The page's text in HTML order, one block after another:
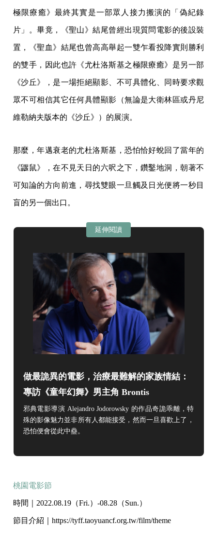
極限療癒》最終其實是一部眾人接力搬演的「偽紀錄
片」。畢竟，《聖山》結尾曾經出現質問電影的後設裝
置，《聖血》結尾也曾高高舉起一雙乍看投降實則勝利
的雙手，因此也許《尤杜洛斯基之極限療癒》是另一部
《沙丘》，是一場拒絕顯影、不可具體化、同時要求觀
眾不可相信其它任何具體顯影（無論是大衛林區或丹尼
維勒納夫版本的《沙丘》）的展演。
那麼，年邁衰老的尤杜洛斯基，恐怕恰好蛻回了當年的
《鼴鼠》，在不見天日的六呎之下，鑽鑿地洞，朝著不
可知論的方向前進，尋找雙眼一旦觸及日光便將一秒目
盲的另一個出口。
延伸閱讀
做最詭異的電影，治療最難解的家族情結：
專訪《童年幻舞》男主角 Brontis
Jodorowsky
邪典電影導演 Alejandro Jodorowsky 的作品奇詭乖離，特
殊的影像魅力並非所有人都能接受，然而一旦喜歡上了，
恐怕便會從此中蠱。
桃園電影節
時間｜2022.08.19（Fri.）-08.28（Sun.）
節目介紹｜https://tyff.taoyuancf.org.tw/film/theme